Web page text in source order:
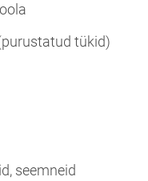
tükid)
seemneid